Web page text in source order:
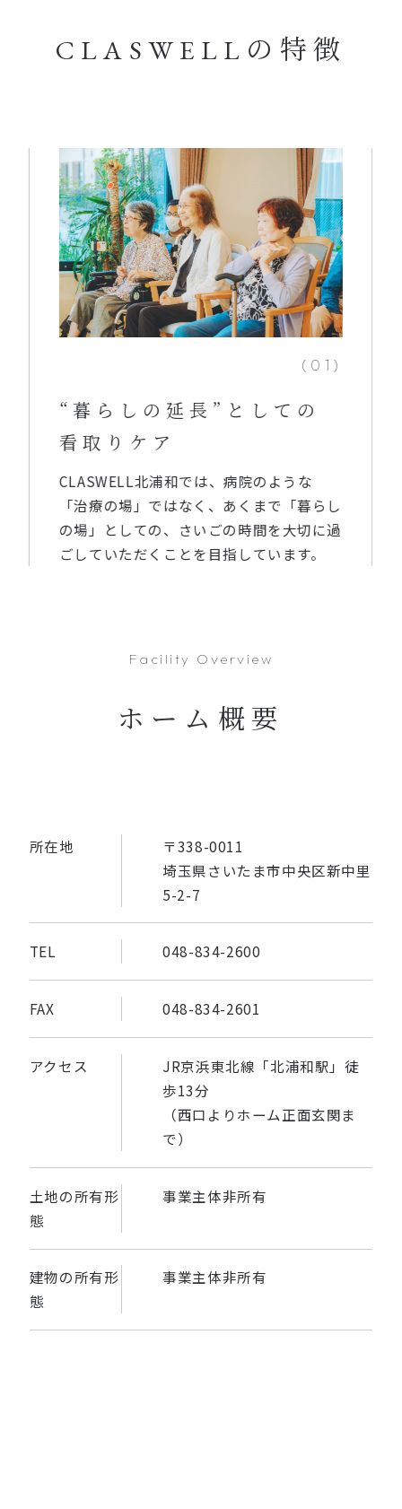
CLASWELLの特徴
(01)
“暮らしの延長”としての
看取りケア
CLASWELL北浦和では、病院のような
「治療の場」ではなく、あくまで「暮らし
の場」としての、さいごの時間を大切に過
ごしていただくことを目指しています。
Facility Overview
ホーム概要
所在地
〒338-0011
埼玉県さいたま市中央区新中里
5-2-7
TEL 048-834-2600
FAX 048-834-2601
アクセス
JR京浜東北線「北浦和駅」徒
歩13分
（西口よりホーム正面玄関ま
で）
土地の所有形
態
事業主体非所有
建物の所有形
態
事業主体非所有